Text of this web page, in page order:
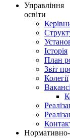
Управління
освіти
Історія
План
Звіт
Колегії
Нормативно-